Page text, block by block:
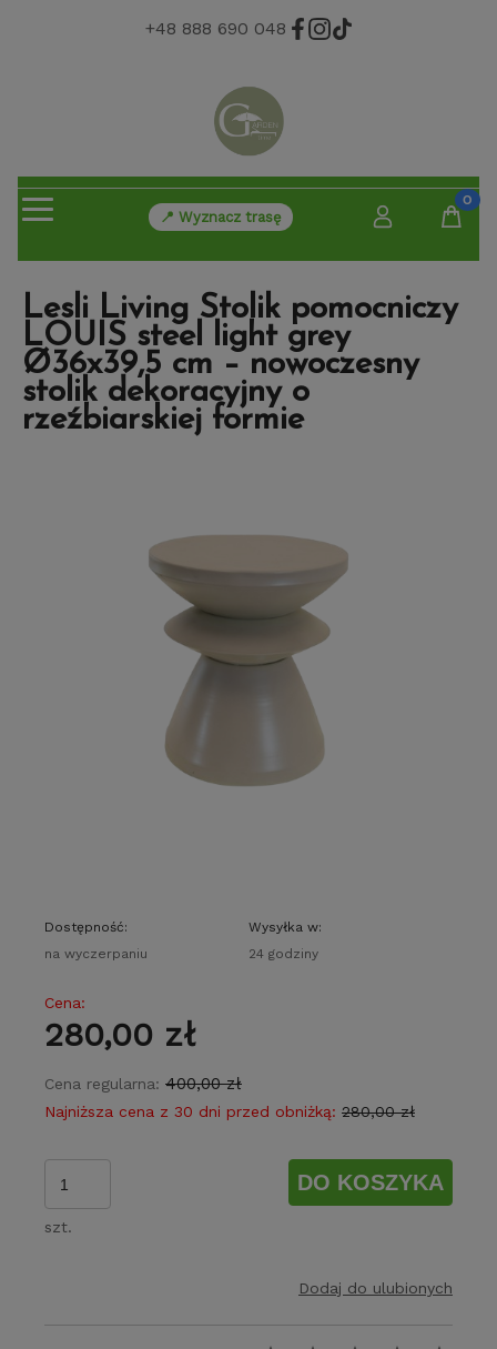
+48 888 690 048
📍 Wyznacz trasę
Lesli Living Stolik pomocniczy
LOUIS steel light grey
Ø36x39,5 cm – nowoczesny
stolik dekoracyjny o
rzeźbiarskiej formie
Dostępność:
na wyczerpaniu
Wysyłka w:
24 godziny
Cena:
280,00 zł
Cena regularna: 400,00 zł
Najniższa cena z 30 dni przed obniżką: 280,00 zł
szt.
DO KOSZYKA
Dodaj do ulubionych